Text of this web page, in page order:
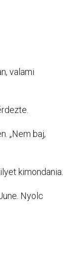
valami
„Nem baj,
kimondania.
Nyolc